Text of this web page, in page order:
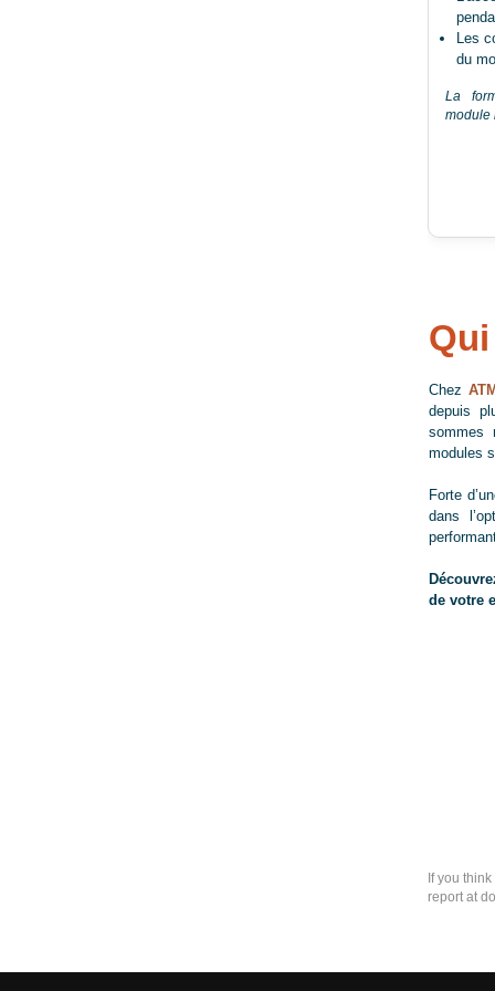
Les
du
La
module
Chez
depuis
sommes
modules
Forte
dans
de votre
If you
report at